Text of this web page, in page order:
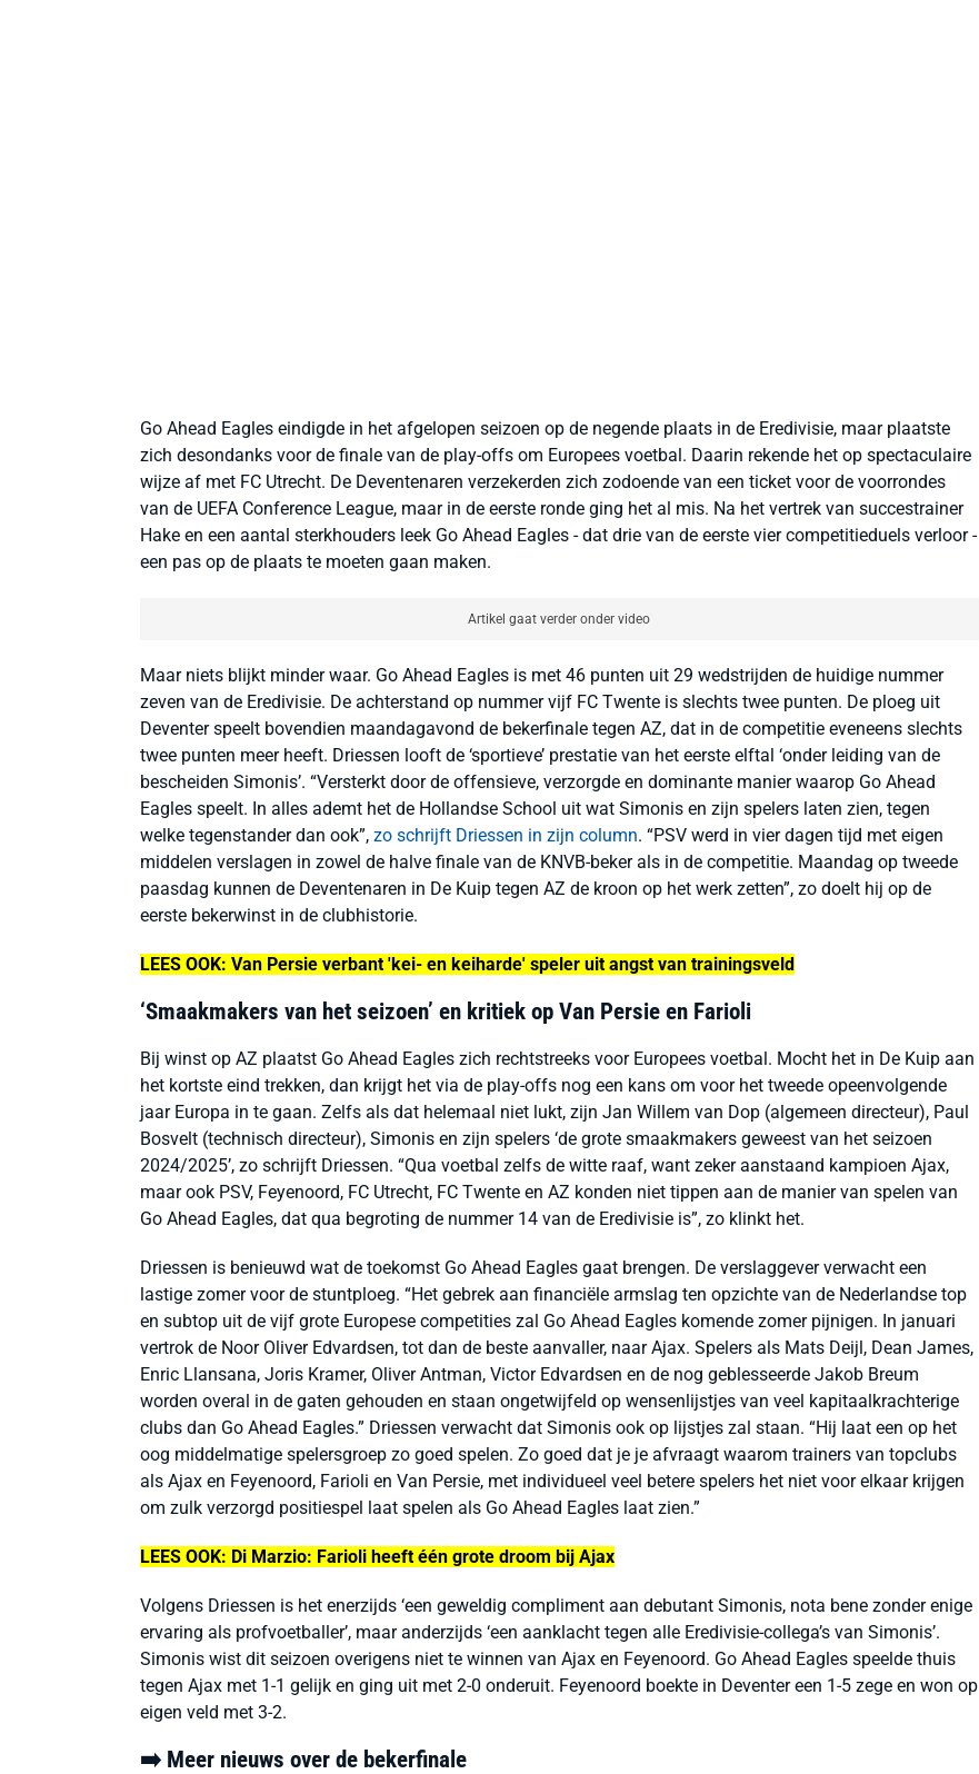
Go Ahead Eagles eindigde in het afgelopen seizoen op de negende plaats in de Eredivisie, maar plaatste
zich desondanks voor de finale van de play-offs om Europees voetbal. Daarin rekende het op spectaculaire
wijze af met FC Utrecht. De Deventenaren verzekerden zich zodoende van een ticket voor de voorrondes
van de UEFA Conference League, maar in de eerste ronde ging het al mis. Na het vertrek van succestrainer
Hake en een aantal sterkhouders leek Go Ahead Eagles - dat drie van de eerste vier competitieduels verloor -
een pas op de plaats te moeten gaan maken.
Artikel gaat verder onder video
Maar niets blijkt minder waar. Go Ahead Eagles is met 46 punten uit 29 wedstrijden de huidige nummer
zeven van de Eredivisie. De achterstand op nummer vijf FC Twente is slechts twee punten. De ploeg uit
Deventer speelt bovendien maandagavond de bekerfinale tegen AZ, dat in de competitie eveneens slechts
twee punten meer heeft. Driessen looft de ‘sportieve’ prestatie van het eerste elftal ‘onder leiding van de
bescheiden Simonis’. “Versterkt door de offensieve, verzorgde en dominante manier waarop Go Ahead
Eagles speelt. In alles ademt het de Hollandse School uit wat Simonis en zijn spelers laten zien, tegen
welke tegenstander dan ook”, zo schrijft Driessen in zijn column. “PSV werd in vier dagen tijd met eigen
middelen verslagen in zowel de halve finale van de KNVB-beker als in de competitie. Maandag op tweede
paasdag kunnen de Deventenaren in De Kuip tegen AZ de kroon op het werk zetten”, zo doelt hij op de
eerste bekerwinst in de clubhistorie.
LEES OOK: Van Persie verbant 'kei- en keiharde' speler uit angst van trainingsveld
‘Smaakmakers van het seizoen’ en kritiek op Van Persie en Farioli
Bij winst op AZ plaatst Go Ahead Eagles zich rechtstreeks voor Europees voetbal. Mocht het in De Kuip aan
het kortste eind trekken, dan krijgt het via de play-offs nog een kans om voor het tweede opeenvolgende
jaar Europa in te gaan. Zelfs als dat helemaal niet lukt, zijn Jan Willem van Dop (algemeen directeur), Paul
Bosvelt (technisch directeur), Simonis en zijn spelers ‘de grote smaakmakers geweest van het seizoen
2024/2025’, zo schrijft Driessen. “Qua voetbal zelfs de witte raaf, want zeker aanstaand kampioen Ajax,
maar ook PSV, Feyenoord, FC Utrecht, FC Twente en AZ konden niet tippen aan de manier van spelen van
Go Ahead Eagles, dat qua begroting de nummer 14 van de Eredivisie is”, zo klinkt het.
Driessen is benieuwd wat de toekomst Go Ahead Eagles gaat brengen. De verslaggever verwacht een
lastige zomer voor de stuntploeg. “Het gebrek aan financiële armslag ten opzichte van de Nederlandse top
en subtop uit de vijf grote Europese competities zal Go Ahead Eagles komende zomer pijnigen. In januari
vertrok de Noor Oliver Edvardsen, tot dan de beste aanvaller, naar Ajax. Spelers als Mats Deijl, Dean James,
Enric Llansana, Joris Kramer, Oliver Antman, Victor Edvardsen en de nog geblesseerde Jakob Breum
worden overal in de gaten gehouden en staan ongetwijfeld op wensenlijstjes van veel kapitaalkrachterige
clubs dan Go Ahead Eagles.” Driessen verwacht dat Simonis ook op lijstjes zal staan. “Hij laat een op het
oog middelmatige spelersgroep zo goed spelen. Zo goed dat je je afvraagt waarom trainers van topclubs
als Ajax en Feyenoord, Farioli en Van Persie, met individueel veel betere spelers het niet voor elkaar krijgen
om zulk verzorgd positiespel laat spelen als Go Ahead Eagles laat zien.”
LEES OOK: Di Marzio: Farioli heeft één grote droom bij Ajax
Volgens Driessen is het enerzijds ‘een geweldig compliment aan debutant Simonis, nota bene zonder enige
ervaring als profvoetballer’, maar anderzijds ‘een aanklacht tegen alle Eredivisie-collega’s van Simonis’.
Simonis wist dit seizoen overigens niet te winnen van Ajax en Feyenoord. Go Ahead Eagles speelde thuis
tegen Ajax met 1-1 gelijk en ging uit met 2-0 onderuit. Feyenoord boekte in Deventer een 1-5 zege en won op
eigen veld met 3-2.
➡️ Meer nieuws over de bekerfinale